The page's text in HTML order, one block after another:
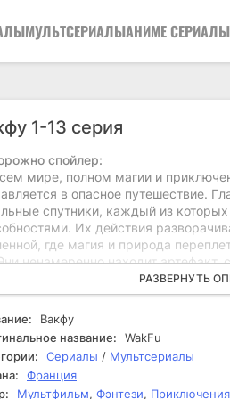
МУЛЬТСЕРИАЛЫАНИМЕ СЕРИАЛЫ
1-13 серия
спойлер:
мире, полном магии и
в опасное путешествие.
спутники, каждый из
Их действия
где магия и природа
ненамеренно находит артефакт,
Это открытие запускает цепь
с могущественными
тайн. По мере развития событий
трудностей. Им предстоит
но и внутренние конфликты,
тайн артефакта они
значительно более
РАЗВЕРНУТЬ
Вакфу
название:
WakFu
Сериалы / Мультсериалы
Франция
Мультфильм, Фэнтези, Приключения